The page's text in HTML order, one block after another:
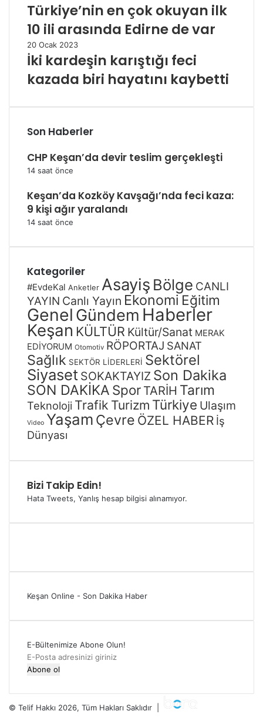
Türkiye’nin en çok okuyan ilk
10 ili arasında Edirne de var
20 Ocak 2023
İki kardeşin karıştığı feci
kazada biri hayatını kaybetti
Son Haberler
CHP Keşan’da devir teslim gerçekleşti
14 saat önce
Keşan’da Kozköy Kavşağı’nda feci kaza:
9 kişi ağır yaralandı
14 saat önce
Kategoriler
#EvdeKal Anketler Asayiş Bölge CANLI
YAYIN Canlı Yayın Ekonomi Eğitim
Genel Gündem Haberler
Keşan KÜLTÜR Kültür/Sanat MERAK
EDİYORUM Otomotiv RÖPORTAJ SANAT
Sağlık SEKTÖR LİDERLERİ Sektörel
Siyaset SOKAKTAYIZ Son Dakika
SON DAKİKA Spor TARİH Tarım
Teknoloji Trafik Turizm Türkiye Ulaşım
Video Yaşam Çevre ÖZEL HABER İş
Dünyası
Bizi Takip Edin!
Hata Tweets, Yanlış hesap bilgisi alınamıyor.
Keşan Online - Son Dakika Haber
E-Bültenimize Abone Olun!
E-
Posta
giriniz
© Telif Hakkı 2026, Tüm Hakları Saklıdır |